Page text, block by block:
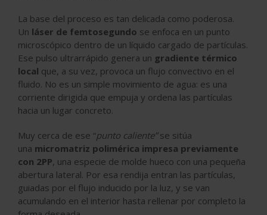
La base del proceso es tan delicada como poderosa.
Un láser de femtosegundo se enfoca en un punto
microscópico dentro de un líquido cargado de partículas.
Ese pulso ultrarrápido genera un gradiente térmico
local que, a su vez, provoca un flujo convectivo en el
fluido. No es un simple movimiento de agua: es una
corriente dirigida que empuja y ordena las partículas
hacia un lugar concreto.
Muy cerca de ese “punto caliente”se sitúa
una micromatriz polimérica impresa previamente
con 2PP, una especie de molde hueco con una pequeña
abertura lateral. Por esa rendija entran las partículas,
guiadas por el flujo inducido por la luz, y se van
acumulando en el interior hasta rellenar por completo la